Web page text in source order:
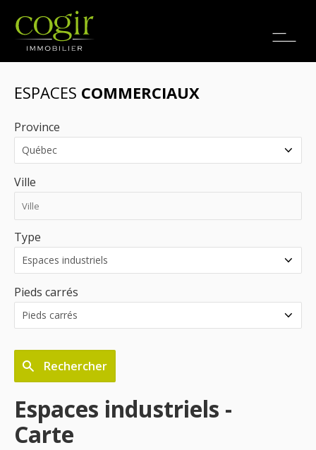
Emplois
ESPACES COMMERCIAUX
Province
Ville
Type
Pieds carrés
Rechercher
Espaces industriels -
Carte